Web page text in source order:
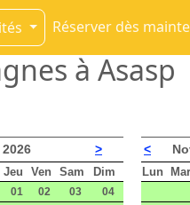
Réserver dès
à Asasp
>
Jeu Ven Sam Dim
01 02 03
04
<
Lun Mar